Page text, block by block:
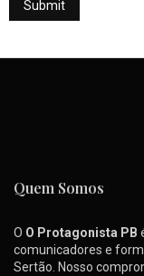
Quem Somos
O O Protagonista PB
comunicadores e
Sertão. Nosso